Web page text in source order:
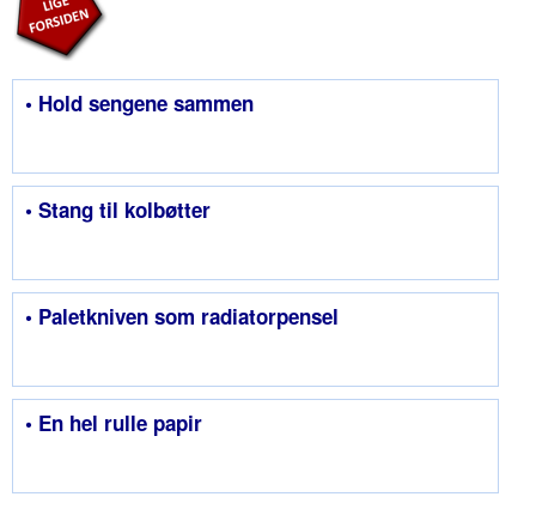
• Hold sengene sammen
• Stang til kolbøtter
• Paletkniven som radiatorpensel
• En hel rulle papir